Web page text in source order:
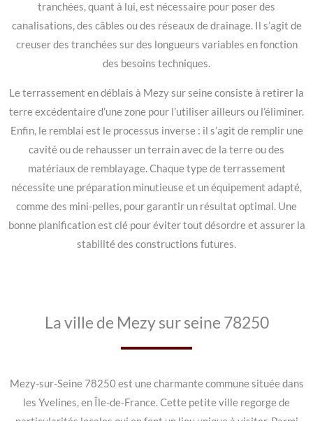
tranchées, quant à lui, est nécessaire pour poser des
canalisations, des câbles ou des réseaux de drainage. Il s’agit de
creuser des tranchées sur des longueurs variables en fonction
des besoins techniques.
Le terrassement en déblais à Mezy sur seine consiste à retirer la
terre excédentaire d’une zone pour l’utiliser ailleurs ou l’éliminer.
Enfin, le remblai est le processus inverse : il s’agit de remplir une
cavité ou de rehausser un terrain avec de la terre ou des
matériaux de remblayage. Chaque type de terrassement
nécessite une préparation minutieuse et un équipement adapté,
comme des mini-pelles, pour garantir un résultat optimal. Une
bonne planification est clé pour éviter tout désordre et assurer la
stabilité des constructions futures.
La ville de Mezy sur seine 78250
Mezy-sur-Seine 78250 est une charmante commune située dans
les Yvelines, en Île-de-France. Cette petite ville regorge de